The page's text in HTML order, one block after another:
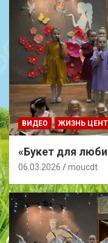
ВИДЕО ЖИЗНЬ
«Букет для
06.03.2026 moucdt